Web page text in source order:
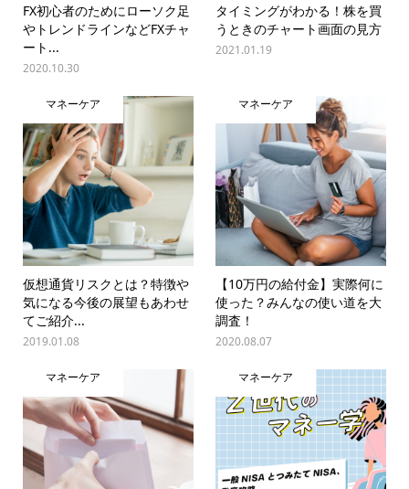
FX初心者のためにローソク足
やトレンドラインなどFXチャ
ート...
2020.10.30
タイミングがわかる！株を買
うときのチャート画面の見方
2021.01.19
マネーケア
仮想通貨リスクとは？特徴や
気になる今後の展望もあわせ
てご紹介...
2019.01.08
マネーケア
【10万円の給付金】実際何に
使った？みんなの使い道を大
調査！
2020.08.07
マネーケア マネーケア